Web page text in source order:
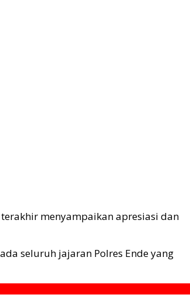
menyampaikan apresiasi dan
seluruh jajaran Polres Ende yang